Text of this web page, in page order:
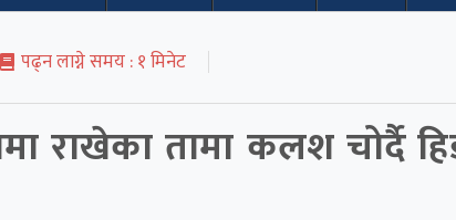
पढ्न लाग्ने समय :
राखेका तामा कलश चोर्दै